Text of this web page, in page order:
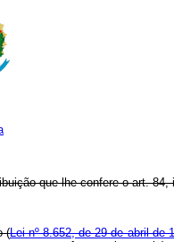
que lhe confere o art.
(Lei nº 8.652, de 29 de abril de